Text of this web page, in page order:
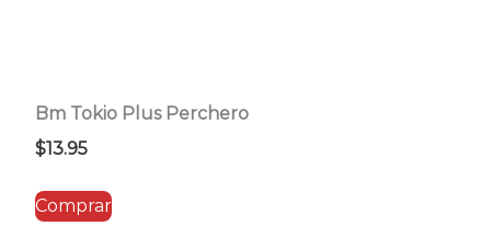
Bm Tokio Plus Perchero
$13.95
Comprar